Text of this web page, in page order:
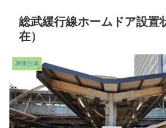
総武緩行線ホームドア設置
在）
JR東日本